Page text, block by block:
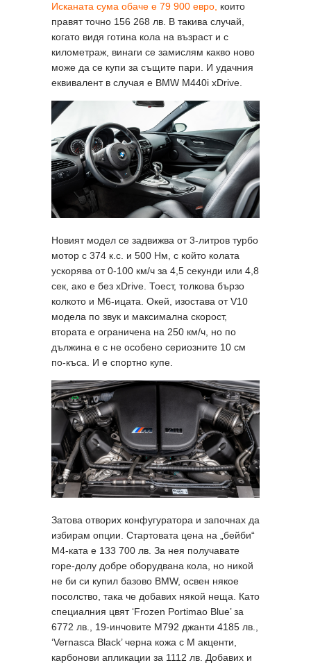
Исканата сума обаче е 79 900 евро, които
правят точно 156 268 лв. В такива случай,
когато видя готина кола на възраст и с
километраж, винаги се замислям какво ново
може да се купи за същите пари. И удачния
еквивалент в случая е BMW M440i xDrive.
Новият модел се задвижва от 3-литров турбо
мотор с 374 к.с. и 500 Нм, с който колата
ускорява от 0-100 км/ч за 4,5 секунди или 4,8
сек, ако е без xDrive. Тоест, толкова бързо
колкото и M6-ицата. Окей, изостава от V10
модела по звук и максимална скорост,
втората е ограничена на 250 км/ч, но по
дължина е с не особено сериозните 10 см
по-къса. И е спортно купе.
Затова отворих конфугуратора и започнах да
избирам опции. Стартовата цена на „бейби“
М4-ката е 133 700 лв. За нея получавате
горе-долу добре оборудвана кола, но никой
не би си купил базово BMW, освен някое
посолство, така че добавих някой неща. Като
специалния цвят ‘Frozen Portimao Blue’ за
6772 лв., 19-инчовите M792 джанти 4185 лв.,
‘Vernasca Black’ черна кожа с M акценти,
карбонови апликации за 1112 лв. Добавих и